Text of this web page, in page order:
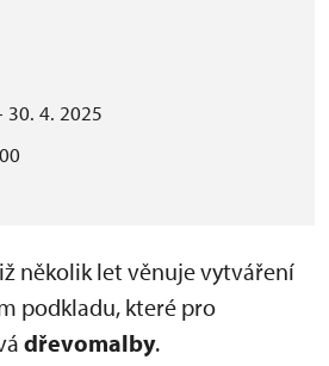
30. 4. 2025
několik let věnuje vytváření
podkladu, které pro
dřevomalby.